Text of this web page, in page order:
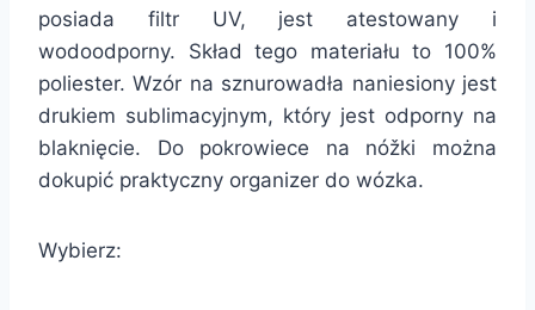
posiada filtr UV, jest atestowany i
wodoodporny. Skład tego materiału to 100%
poliester. Wzór na sznurowadła naniesiony jest
drukiem sublimacyjnym, który jest odporny na
blaknięcie. Do pokrowiece na nóžki można
dokupić praktyczny organizer do wózka.
Wybierz: